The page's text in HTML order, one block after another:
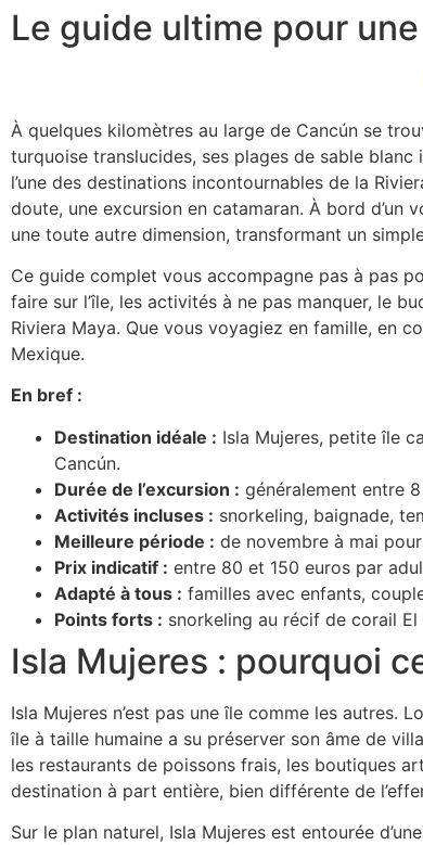
Le guide ultime pour
À quelques kilomètres au large de Cancún se
turquoise translucides, ses plages de sable
l’une des destinations incontournables de la
doute, une excursion en catamaran. À bord d’un
une toute autre dimension, transformant un
Ce guide complet vous accompagne pas à pas
faire sur l’île, les activités à ne pas manquer, le
Riviera Maya. Que vous voyagiez en famille, en
Mexique.
En bref :
Destination idéale : Isla Mujeres, petite île
Cancún.
Durée de l’excursion : généralement entre
Activités incluses : snorkeling, baignade,
Meilleure période : de novembre à mai
Prix indicatif : entre 80 et 150 euros par
Adapté à tous : familles avec enfants,
Points forts : snorkeling au récif de corail
Isla Mujeres : pourquoi
Isla Mujeres n’est pas une île comme les
île à taille humaine a su préserver son âme de
les restaurants de poissons frais, les boutiques
destination à part entière, bien différente de
Sur le plan naturel, Isla Mujeres est entourée